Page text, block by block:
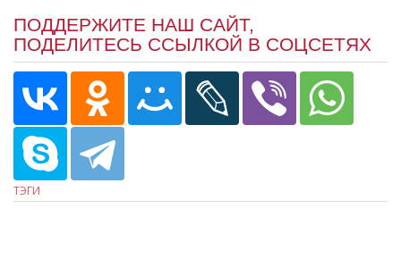
ПОДДЕРЖИТЕ НАШ САЙТ,
ПОДЕЛИТЕСЬ ССЫЛКОЙ В СОЦСЕТЯХ
ТЭГИ